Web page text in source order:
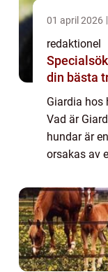
01 april 2026
redaktionel
Specialsök kurs när
din bästa
Giardia hos
Vad är
hundar är
orsakas av
hundar